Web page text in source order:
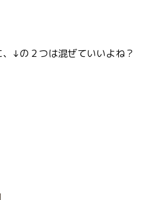
↓の２つは混ぜていいよね？